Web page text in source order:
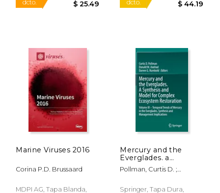
Marine Viruses 2016
Corina P.D. Brussaard
MDPI AG, Tapa Blanda,
Mercury and the
Everglades. a
Synthesis and Model
for Complex
Restoration: Volume
Pollman, Curtis D. ;
Rumbold, Darren G.
Springer, Tapa Dura,